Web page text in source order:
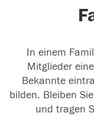
In einem
Mitglieder
Bekannte
bilden. Bleiben
und tragen